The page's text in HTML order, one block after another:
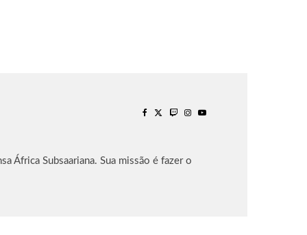
África Subsaariana. Sua missão é fazer o